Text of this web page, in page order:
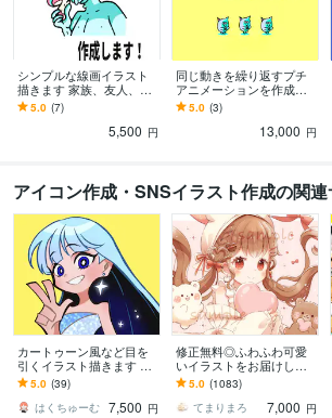
シンプルな線画イラスト
描きます 家族、友人、変
人と並べても可愛い！ワ
ンポイントイラストで
5.0 (7)
5,500 円
同じ動きを繰り返すプチ
アニメーションを作成ま
す インパクトある動きで
動画やサイトを引き立て
5.0 (3)
13,000 円
アイコン作成・SNSイラスト作成の関
カートゥーン風など目を
引くイラスト描きます SN
Sアイコンや記念イラス
ト、立ち絵、キャラデザ
におすすめ！
5.0 (39)
はくちゅーむ 7,500 円
修正無料◎ふわふわ可愛
いイラストをお届けしま
す X、YouTube、グッズな
ど様々な用途で使用可能
です◎
5.0 (1083)
てまりまろ
7,000 円